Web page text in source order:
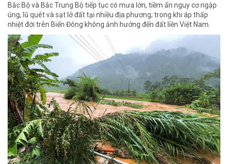
Bắc Bộ và Bắc Trung Bộ tiếp tục có mưa lớn, tiềm ẩn nguy cơ ngập
úng, lũ quét và sạt lở đất tại nhiều địa phương; trong khi áp thấp
nhiệt đới trên Biển Đông không ảnh hưởng đến đất liền Việt Nam.